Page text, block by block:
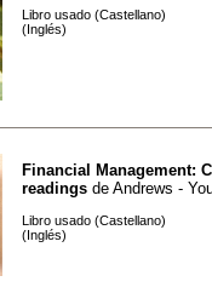
Libro usado (Castellano)
(Inglés)
Financial Management:
readings de Andrews -
Libro usado (Castellano)
(Inglés)